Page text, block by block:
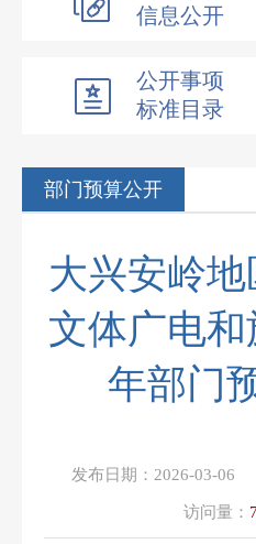
信息公开
公开事项
标准目录
部门预算公开
大兴安岭
文体广电和
年部门
发布日期： 2026-03-06
访问量：